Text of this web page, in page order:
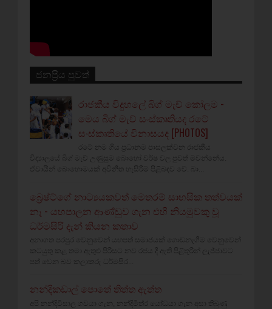
ජනප්‍රිය පුවත්
රාජකීය විදුහලේ බිග් මැච් කෝලම -
මෙය බිග් මැච් සංස්කෘතියද රටේ
සංස්කෘතියේ විනාසයද [PHOTOS]
රටේ නම ගිය ප්‍රධානම පාසලක්වන රාජකීය
විද්‍යාලයේ බිග් මැච් උණුසුම බොහෝ වර්ෂ වල පුවත් මවන්නේය.
ඒවායින් බොහොමයක් අවිනීත හැසිරීම් පිළිබඳව වේ. බා...
බ්‍රෙෂ්ට්ගේ නාට්‍යයකවත් මෙතරම් සාහසික තත්වයක්
නෑ - යහපාලන ආණ්ඩුව ගැන එහි නියමුවකු වූ
ධර්මසිරි දැන් කියන කතාව
අනාගත පරපුර වෙනුවෙන් යහපත් සමාජයක් ගොඩනැගීම වෙනුවෙන්
කටයුතු කළ තමා ඇතුළු පිරිසට නව රජය දී ඇති පිළිතුරින් ලැජ්ජාවට
පත් වෙන බව කලාකරු ධර්මසිර...
නන්දිකඩාල් පොතේ තිත්ත ඇත්ත
අපි නන්දිවිසාල ගවයා ගැන, නන්දිමිත්ර යෝධයා ගැන අසා තිබුණු